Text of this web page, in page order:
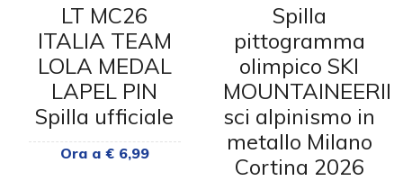
LT MC26
ITALIA TEAM
LOLA MEDAL
LAPEL PIN
Spilla ufficiale
Ora a € 6,99
Spilla
pittogramma
olimpico SKI
sci alpinismo in
metallo Milano
Cortina 2026